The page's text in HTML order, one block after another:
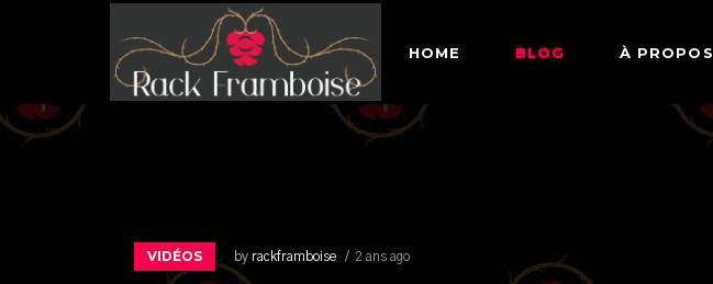
HOME BLOG À PROPOS
VIDÉOS by rackframboise 2 ans ago